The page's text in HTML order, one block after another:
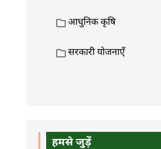
आधुनिक कृषि
सरकारी योजनाएँ
हमसे जुड़ें